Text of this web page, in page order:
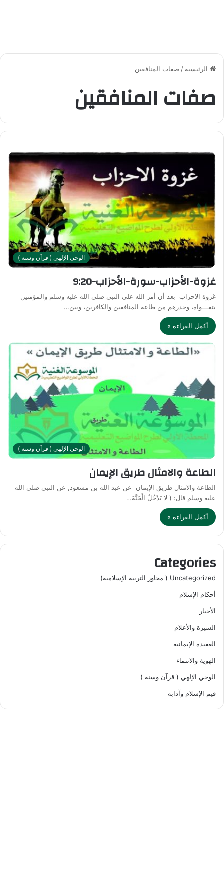
الرئيسية / صفات المنافقين
صفات المنافقين
الوحي الإلهي ( قرآن وسنة )
غزوة-الأحزاب-سورة-الأحزاب-9:20
غزوة الاحزاب بعد أن أمر الله على النبي صلى الله عليه وسلم والمؤمنين
بتقـــواه، وحذرهم من طاعة المنافقين والكافرين، وبين…
أكمل القراءة »
الوحي الإلهي ( قرآن وسنة )
الطاعة والامثال طريق الإيمان
الطاعة والامثال طريق الإيمان عن عبد الله بن مسعود, عن النبي صلى الله
عليه وسلم قال: ( لا يَدْخُلُ الْجَنَّةَ…
أكمل القراءة »
Categories
Uncategorized ( محاور التربية الإسلامية)
أحكام الإسلام
الأخبار
السيرة والأعلام
العقيدة الإيمانية
الهوية والانتماء
الوحي الإلهي ( قرآن وسنة )
قيم الإسلام وآدابه